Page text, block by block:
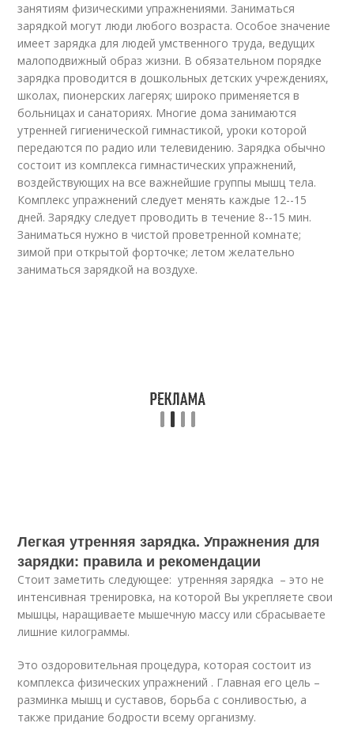
занятиям физическими упражнениями. Заниматься
зарядкой могут люди любого возраста. Особое значение
имеет зарядка для людей умственного труда, ведущих
малоподвижный образ жизни. В обязательном порядке
зарядка проводится в дошкольных детских учреждениях,
школах, пионерских лагерях; широко применяется в
больницах и санаториях. Многие дома занимаются
утренней гигиенической гимнастикой, уроки которой
передаются по радио или телевидению. 3арядка обычно
состоит из комплекса гимнастических упражнений,
воздействующих на все важнейшие группы мышц тела.
Комплекс упражнений следует менять каждые 12--15
дней. Зарядку следует проводить в течение 8--15 мин.
Заниматься нужно в чистой проветренной комнате;
зимой при открытой форточке; летом желательно
заниматься зарядкой на воздухе.
Легкая утренняя зарядка. Упражнения для
зарядки: правила и рекомендации
Стоит заметить следующее: утренняя зарядка – это не
интенсивная тренировка, на которой Вы укрепляете свои
мышцы, наращиваете мышечную массу или сбрасываете
лишние килограммы.
Это оздоровительная процедура, которая состоит из
комплекса физических упражнений . Главная его цель –
разминка мышц и суставов, борьба с сонливостью, а
также придание бодрости всему организму.